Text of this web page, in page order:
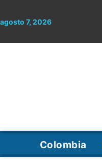
al
agosto 7, 2026
Colombia